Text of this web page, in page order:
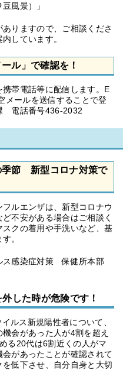
風景）」
りますので、ご相談くださ
しています。
ル」で確認を！
帯電話等に配信します。E
メールを送信することで登
電話番号436-2032
季節 新型コロナ対策で
ルエンザは、新型コロナウ
不安がある場合はご相談く
クの着用や手洗いなど、基
。
ス感染症対策 保健所本部
した時が危険です！
ルス新規陽性者について、
会があった人が4割を超え
る20代は6割近くの人がマ
があったことが確認されて
低下させ、自分自身と大切